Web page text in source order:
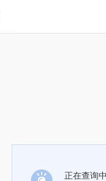
正在查询